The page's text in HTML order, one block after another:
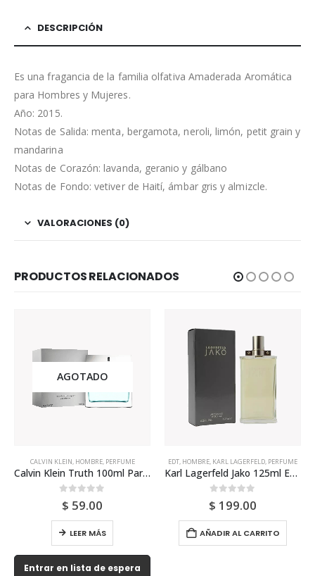
DESCRIPCIÓN
Es una fragancia de la familia olfativa Amaderada Aromática
para Hombres y Mujeres.
Año: 2015.
Notas de Salida: menta, bergamota, neroli, limón, petit grain y
mandarina
Notas de Corazón: lavanda, geranio y gálbano
Notas de Fondo: vetiver de Haití, ámbar gris y almizcle.
VALORACIONES (0)
PRODUCTOS RELACIONADOS
AGOTADO
CALVIN KLEIN HOMBRE, PERFUME
Calvin Klein Truth 100ml Para Hombre
0out of 5
$ 59.00
LEER MÁS
Entrar en lista de espera
EDT HOMBRE KARL LAGERFELD PERFUME
Karl Lagerfeld Jako 125ml Edt Para Hombre
0 out of 5
$ 199.00
AÑADIR AL CARRITO